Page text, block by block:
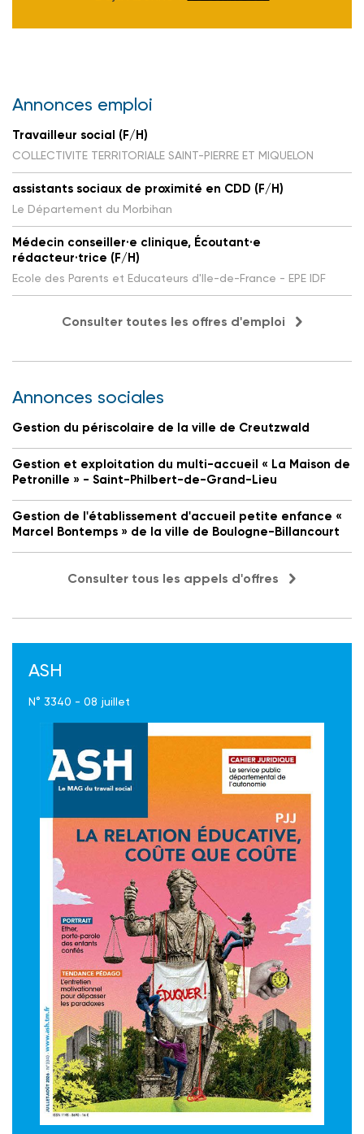
Annonces emploi
Travailleur social (F/H)
COLLECTIVITE TERRITORIALE SAINT-PIERRE ET MIQUELON
assistants sociaux de proximité en CDD (F/H)
Le Département du Morbihan
Médecin conseiller·e clinique, Écoutant·e
rédacteur·trice (F/H)
Ecole des Parents et Educateurs d'Ile-de-France - EPE IDF
Consulter toutes les offres d'emploi
Annonces sociales
Gestion du périscolaire de la ville de Creutzwald
Gestion et exploitation du multi-accueil « La Maison de
Petronille » - Saint-Philbert-de-Grand-Lieu
Gestion de l'établissement d'accueil petite enfance «
Marcel Bontemps » de la ville de Boulogne-Billancourt
Consulter tous les appels d'offres
ASH
N° 3340 - 08 juillet